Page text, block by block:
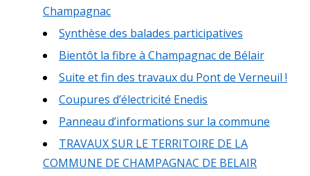
Champagnac
Synthèse des balades participatives
Bientôt la fibre à Champagnac de Bélair
Suite et fin des travaux du Pont de Verneuil !
Coupures d’électricité Enedis
Panneau d’informations sur la commune
TRAVAUX SUR LE TERRITOIRE DE LA
COMMUNE DE CHAMPAGNAC DE BELAIR